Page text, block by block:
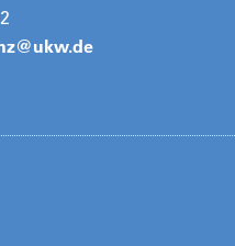
ukw.de